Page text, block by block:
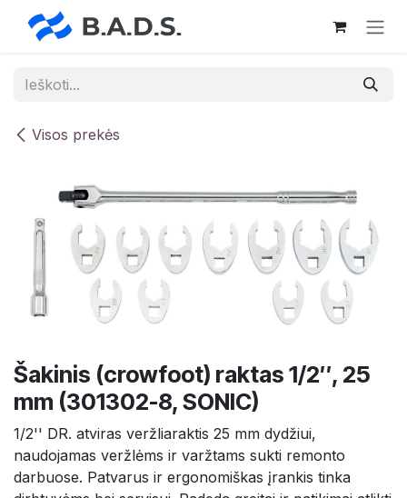
Skip to Content
Visos prekės
Šakinis (crowfoot) raktas 1/2″, 25
mm (301302-8, SONIC)
1/2'' DR. atviras veržliaraktis 25 mm dydžiui,
naudojamas veržlėms ir varžtams sukti remonto
darbuose. Patvarus ir ergonomiškas įrankis tinka